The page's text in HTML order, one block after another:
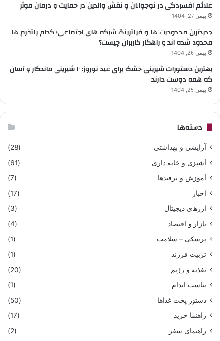
علائم افسردگی در نوجوانان و نقش والدین در حمایت و درمان موثر
بهمن 27, 1404
جدیدترین محدودیت ها و فیلترینگ شبکه های اجتماعی؛ کدام پلتفرم ها
محدود شده اند و راهکار کاربران چیست؟
بهمن 26, 1404
بهترین دستورات شیرینی خشک برای عید نوروز؛ ۱۰ شیرینی ماندگار و آسان
که همه دوست دارند
بهمن 25, 1404
دسته‌ها
آرایشی و بهداشتی
(28)
آشپزی و خانه داری
(61)
آموزش و ترفندها
(7)
اخبار
(17)
ارزهای دیجیتال
(3)
بازار و اقتصاد
(4)
پزشکی – سلامت
(1)
تربیت فرزند
(1)
تغذیه و رژیم
(20)
تناسب اندام
(1)
دستور پخت غذاها
(50)
راهنما خرید
(17)
راهنمای سفر
(2)